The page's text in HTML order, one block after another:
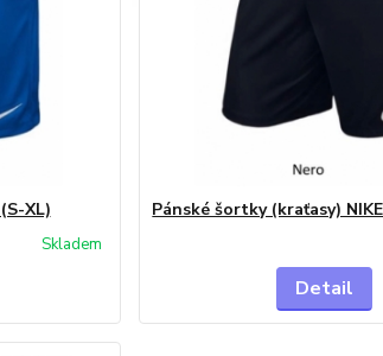
XL)
Skladem
Pánské šortky (kraťasy)
Detail